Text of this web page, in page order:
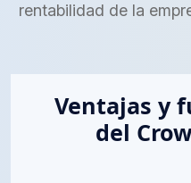
rentabilidad de la
Ventajas y
del